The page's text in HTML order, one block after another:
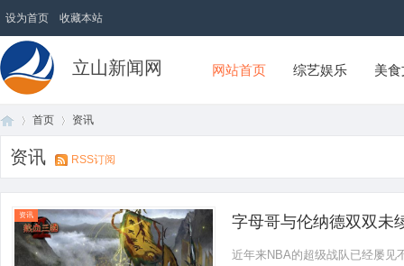
设为首页 收藏本站
立山新闻网 网站首页 综艺娱乐 美
首页 资讯
资讯 RSS订阅
资讯 字母哥与伦纳德双双未
近年来NBA的超级战队已经屡见